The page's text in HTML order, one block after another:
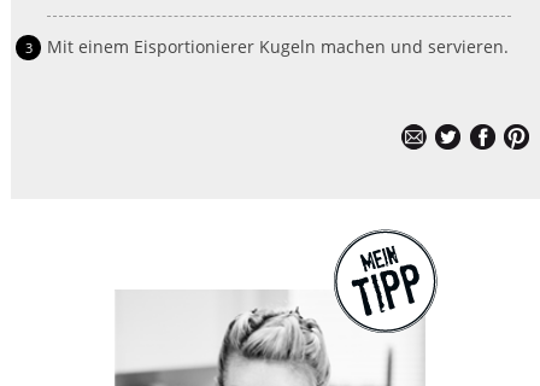
Mit einem Eisportionierer Kugeln machen und servieren.